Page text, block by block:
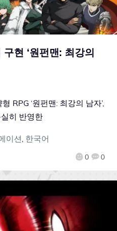
현 ‘원펀맨: 최강의
0 0
RPG ‘원펀맨: 최강의 남자’,
히 반영한
이션, 한국어